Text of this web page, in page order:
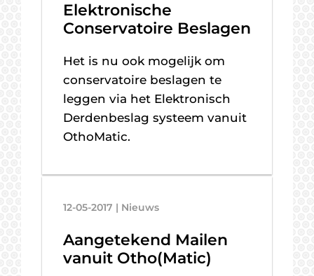
Elektronische
Conservatoire Beslagen
Het is nu ook mogelijk om
conservatoire beslagen te
leggen via het Elektronisch
Derdenbeslag systeem vanuit
OthoMatic.
12-05-2017 | Nieuws
Aangetekend Mailen
vanuit Otho(Matic)